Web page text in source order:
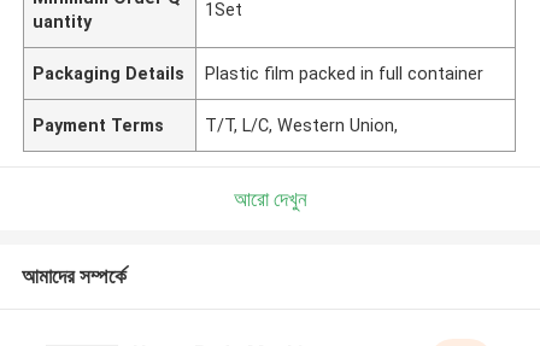
uantity
1Set
Packaging Details Plastic film packed in full container
Payment Terms T/T, L/C, Western Union,
আরো দেখুন
আমাদের সম্পর্কে